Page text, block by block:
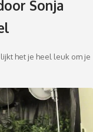
Sonja
het je heel leuk om je